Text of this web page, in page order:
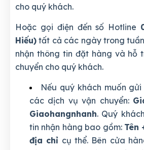
cho quý khách.
Hoặc gọi điện đến số Hotline
Hiếu) tất cả các ngày trong
nhận thông tin đặt hàng và hỗ
chuyển cho quý khách.
Nếu quý khách muốn
các dịch vụ vận chuyển:
Giaohangnhanh. Quý
tin nhận hàng bao gồm: Tên
địa chỉ cụ thể. Bên cửa